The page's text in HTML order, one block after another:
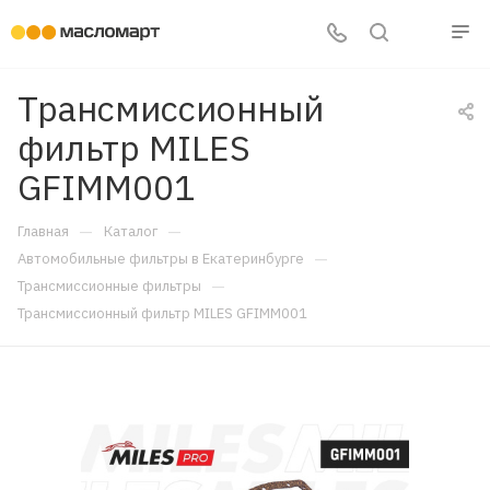
Трансмиссионный
фильтр MILES
GFIMM001
Главная — Каталог —
Автомобильные фильтры в Екатеринбурге —
Трансмиссионные фильтры —
Трансмиссионный фильтр MILES GFIMM001